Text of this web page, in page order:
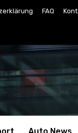
FAQ
Auto News